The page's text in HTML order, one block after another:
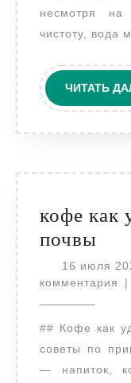
несмотря на
чистоту, вода
ЧИТАТЬ
кофе как
почвы
как
16 июля
комментария
|
## Кофе как
советы по
— напиток,